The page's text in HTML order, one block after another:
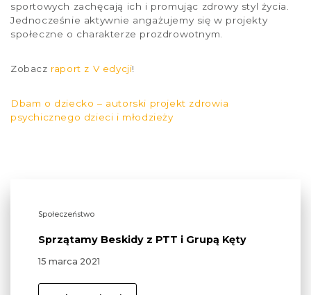
sportowych zachęcają ich i promując zdrowy styl życia.
Jednocześnie aktywnie angażujemy się w projekty
społeczne o charakterze prozdrowotnym.
Zobacz raport z V edycji!
Dbam o dziecko – autorski projekt zdrowia
psychicznego dzieci i młodzieży
Społeczeństwo
Sprzątamy Beskidy z PTT i Grupą Kęty
15 marca 2021